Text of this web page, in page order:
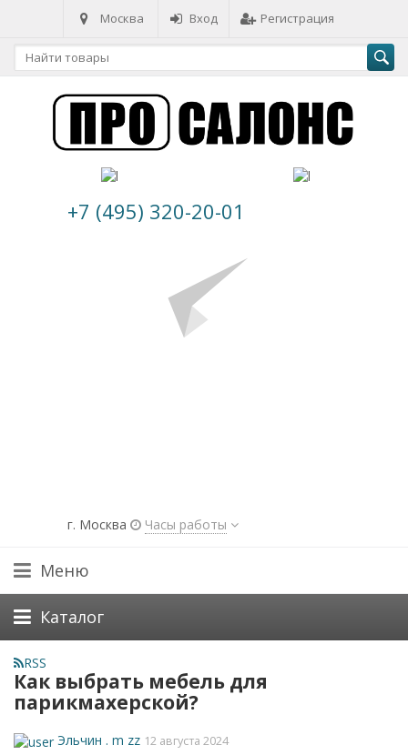
Москва Вход Регистрация
+7 (495) 320-20-01
г. Москва Часы работы
Меню
Каталог
RSS
Как выбрать мебель для
парикмахерской?
Эльчин . m zz 12 августа 2024